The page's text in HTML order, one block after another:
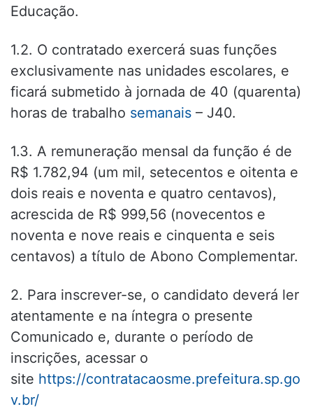
Educação.
1.2. O contratado exercerá suas funções
exclusivamente nas unidades escolares, e
ficará submetido à jornada de 40 (quarenta)
horas de trabalho semanais – J40.
1.3. A remuneração mensal da função é de
R$ 1.782,94 (um mil, setecentos e oitenta e
dois reais e noventa e quatro centavos),
acrescida de R$ 999,56 (novecentos e
noventa e nove reais e cinquenta e seis
centavos) a título de Abono Complementar.
2. Para inscrever-se, o candidato deverá ler
atentamente e na íntegra o presente
Comunicado e, durante o período de
inscrições, acessar o
site https://contratacaosme.prefeitura.sp.go
v.br/